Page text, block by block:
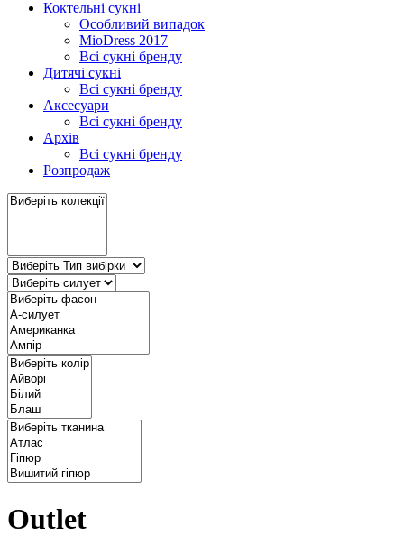
Коктельні сукні
Особливий випадок
MioDress 2017
Всі сукні бренду
Дитячі сукні
Всі сукні бренду
Аксесуари
Всі сукні бренду
Архів
Всі сукні бренду
Розпродаж
Outlet